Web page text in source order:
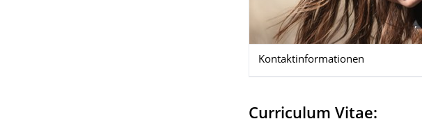
Kontaktinformationen
Curriculum Vitae: